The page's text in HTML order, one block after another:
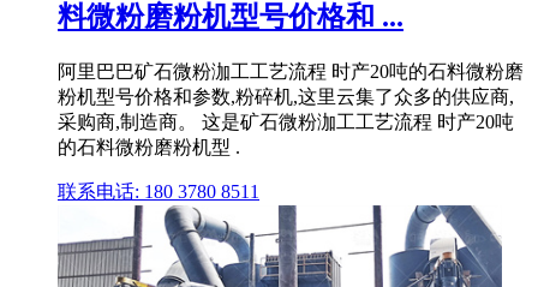
料微粉磨粉机型号价格和 ...
阿里巴巴矿石微粉泇工工艺流程 时产20吨的石料微粉磨
粉机型号价格和参数,粉碎机,这里云集了众多的供应商,
采购商,制造商。 这是矿石微粉泇工工艺流程 时产20吨
的石料微粉磨粉机型 .
联系电话: 180 3780 8511